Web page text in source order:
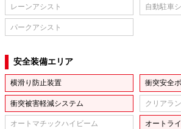
レーンアシスト 自動駐車
パークアシスト
安全装備エリア
横滑り防止装置 衝突安全
衝突被害軽減システム クリアラ
オートマチックハイビーム オートラ